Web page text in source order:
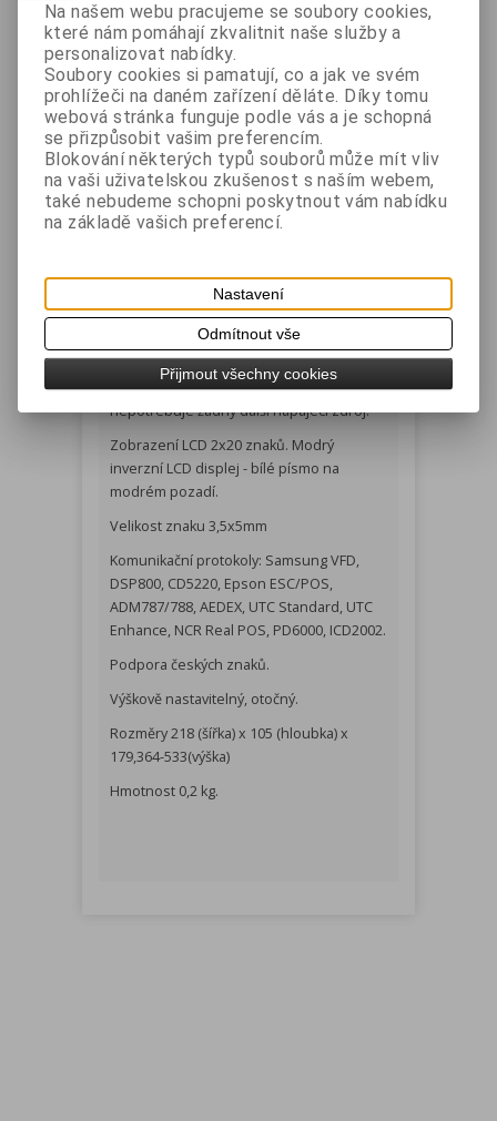
Přidat do košíku
Katalogové číslo:BCD2000AUB
Záruka (měsíců): 24
Dostupnost:Skladem
Dotaz na výrobek
Tisk
Černý LCD zákaznický displej 2x20 znaků,
Podrobný popis Parametry
Displej je napájen přímo z USB rozhraní a
nepotřebuje žádný další napájecí zdroj.
Zobrazení LCD 2x20 znaků. Modrý
inverzní LCD displej - bílé písmo na
modrém pozadí.
Velikost znaku 3,5x5mm
Komunikační protokoly: Samsung VFD,
DSP800, CD5220, Epson ESC/POS,
ADM787/788, AEDEX, UTC Standard, UTC
Enhance, NCR Real POS, PD6000, ICD2002.
Podpora českých znaků.
Výškově nastavitelný, otočný.
Rozměry 218 (šířka) x 105 (hloubka) x
179,364-533(výška)
Hmotnost 0,2 kg.
Na našem webu pracujeme se soubory cookies,
které nám pomáhají zkvalitnit naše služby a
personalizovat nabídky.
Soubory cookies si pamatují, co a jak ve svém
prohlížeči na daném zařízení děláte. Díky tomu
webová stránka funguje podle vás a je schopná
se přizpůsobit vašim preferencím.
Blokování některých typů souborů může mít vliv
na vaši uživatelskou zkušenost s naším webem,
také nebudeme schopni poskytnout vám nabídku
na základě vašich preferencí.
Nastavení
Odmítnout vše
Přijmout všechny cookies